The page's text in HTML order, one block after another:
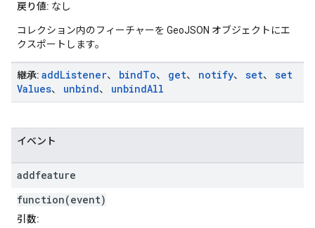
戻り値: なし
コレクション内のフィーチャーを GeoJSON オブジェクトにエ
クスポートします。
継承: addListener、 bindTo、 get、 notify、 set、 set
Values、 unbind、 unbindAll
イベント
addfeature
function(event)
引数: